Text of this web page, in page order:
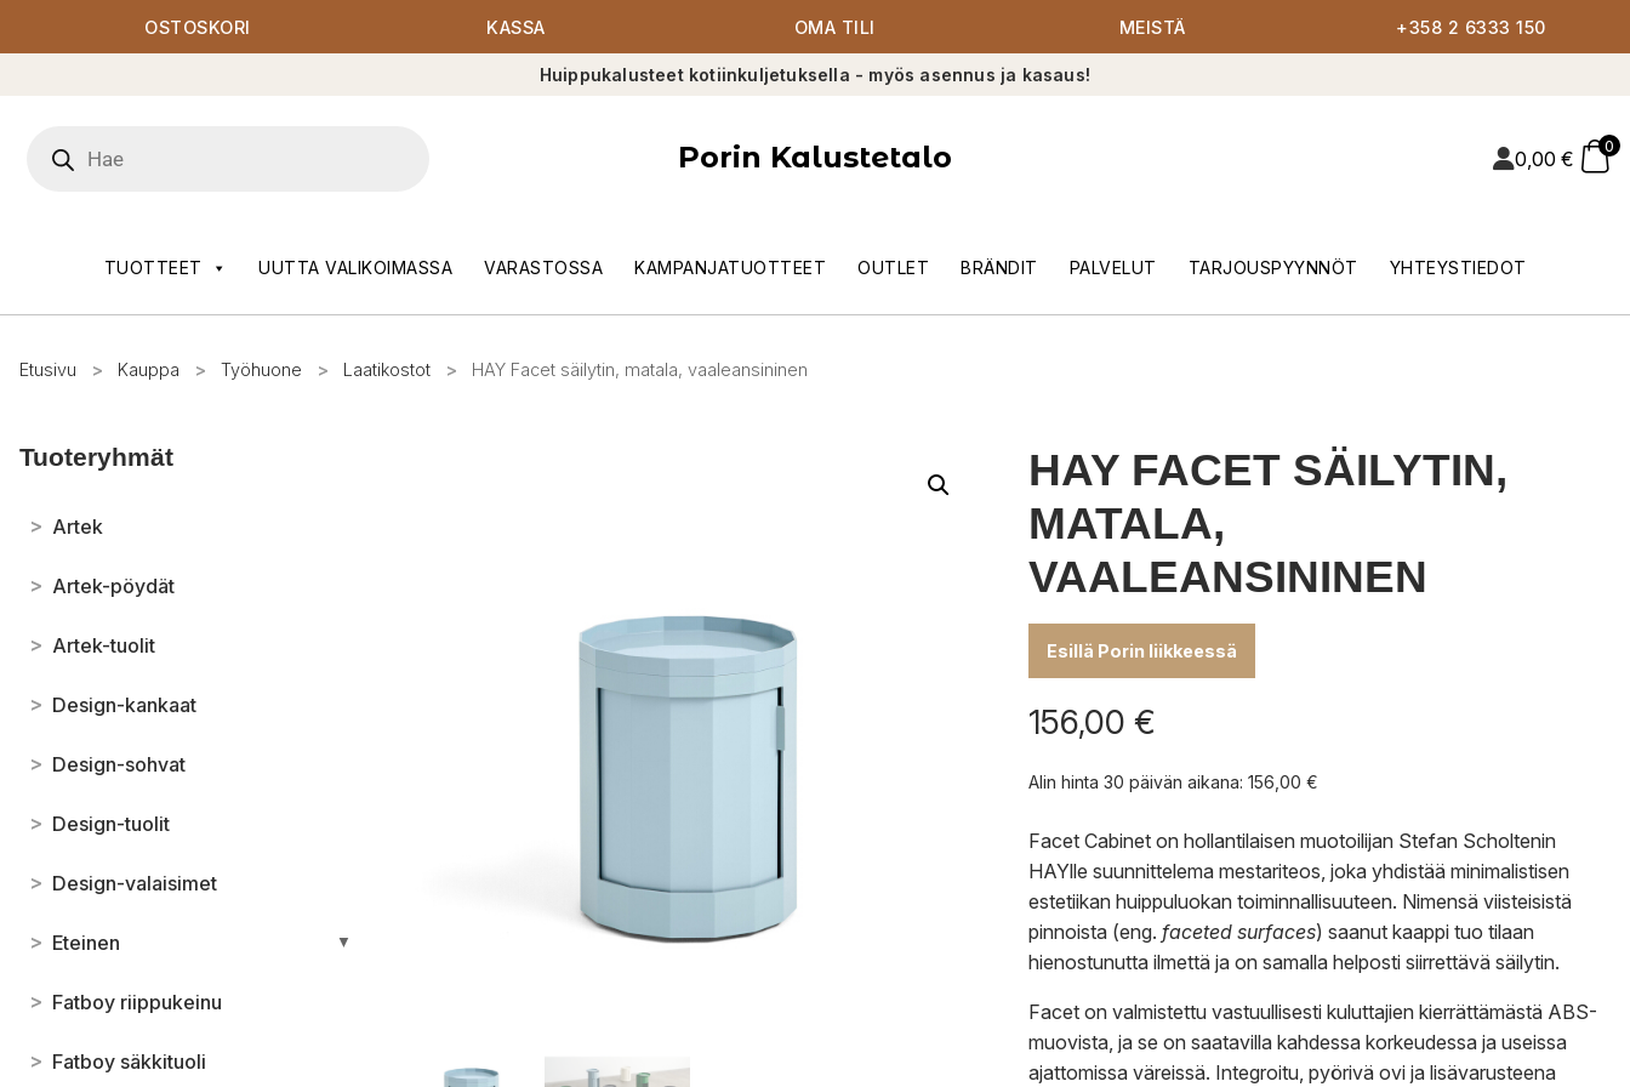
OSTOSKORI KASSA OMA TILI MEISTÄ +358 2 6333 150
Huippukalusteet kotiinkuljetuksella - myös asennus ja kasaus!
search
Porin Kalustetalo 0,00 €
0
TUOTTEET UUTTA VALIKOIMASSA VARASTOSSA KAMPANJATUOTTEET OUTLET BRÄNDIT PALVELUT TARJOUSPYYNNÖT YHTEYSTIEDOT
Etusivu > Kauppa > Työhuone > Laatikostot > HAY Facet säilytin, matala, vaaleansininen
Tuoteryhmät
> Artek
> Artek-pöydät
> Artek-tuolit
> Design-kankaat
> Design-sohvat
> Design-tuolit
> Design-valaisimet
> Eteinen ▼
> Fatboy riippukeinu
> Fatboy säkkituoli
HAY FACET SÄILYTIN,
MATALA,
VAALEANSININEN
Esillä Porin liikkeessä
156,00 €
Alin hinta 30 päivän aikana: 156,00 €
Facet Cabinet on hollantilaisen muotoilijan Stefan Scholtenin
HAYlle suunnittelema mestariteos, joka yhdistää minimalistisen
estetiikan huippuluokan toiminnallisuuteen. Nimensä viisteisistä
pinnoista (eng. faceted surfaces) saanut kaappi tuo tilaan
hienostunutta ilmettä ja on samalla helposti siirrettävä säilytin.
Facet on valmistettu vastuullisesti kuluttajien kierrättämästä ABS-
muovista, ja se on saatavilla kahdessa korkeudessa ja useissa
ajattomissa väreissä. Integroitu, pyörivä ovi ja lisävarusteena